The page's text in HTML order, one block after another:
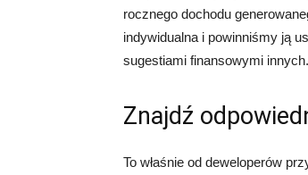
rocznego dochodu
indywidualna i powinniśmy ją
sugestiami finansowymi innych.
Znajdź
To właśnie od deweloperów